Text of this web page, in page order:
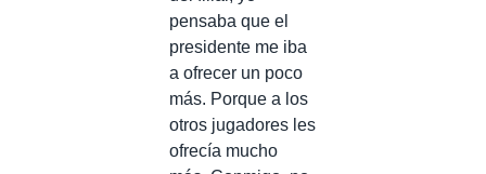
pensaba que el
presidente me iba
a ofrecer un poco
más. Porque a los
otros jugadores les
ofrecía mucho